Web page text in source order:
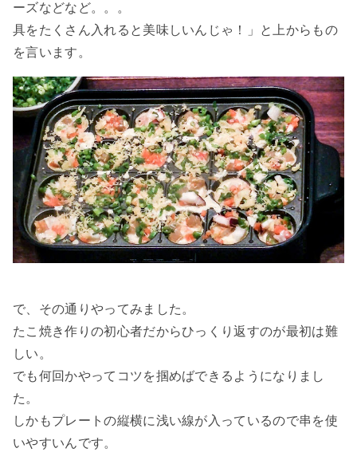
ーズなどなど。。。
具をたくさん入れると美味しいんじゃ！」と上からもの
を言います。
で、その通りやってみました。
たこ焼き作りの初心者だからひっくり返すのが最初は難
しい。
でも何回かやってコツを掴めばできるようになりまし
た。
しかもプレートの縦横に浅い線が入っているので串を使
いやすいんです。